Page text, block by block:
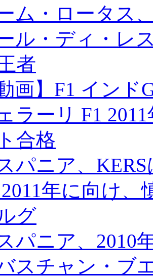
ム・ロータス
ル・ディ・レ
者
画】F1 イン
ラーリ F1
合格
パニア、
2011年に向け
グ
パニア、2010
スチャン・ブ